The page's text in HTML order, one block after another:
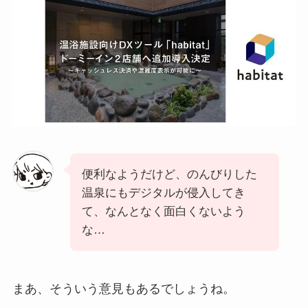
便利なようだけど、のんびりした
温泉にもデジタルが侵入してき
て、なんとなく面白くないよう
な…
まあ、そういう意見もあるでしょうね。